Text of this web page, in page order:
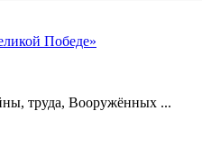
Победе»
труда, Вооружённых ...